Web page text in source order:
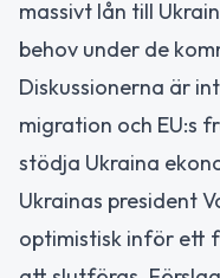
massivt lån till
behov under de
Diskussionerna är
migration och EU:s
stödja Ukraina
Ukrainas president
optimistisk inför ett